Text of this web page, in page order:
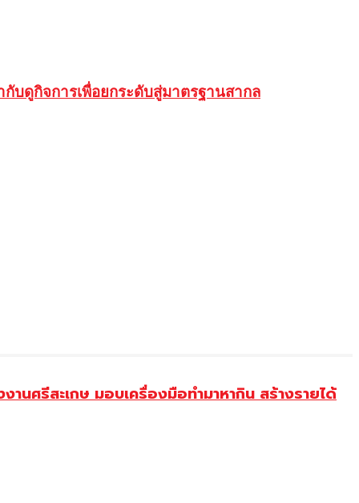
บดูกิจการเพื่อยกระดับสู่มาตรฐานสากล
นศรีสะเกษ มอบเครื่องมือทำมาหากิน สร้างรายได้